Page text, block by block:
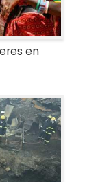
en